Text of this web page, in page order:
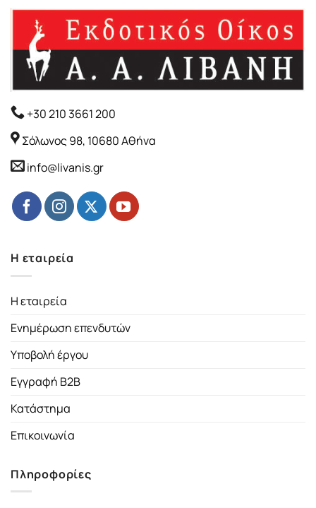
+30 210 3661 200
Σόλωνος 98, 10680 Αθήνα
info@livanis.gr
Η εταιρεία
Η εταιρεία
Ενημέρωση επενδυτών
Υποβολή έργου
Εγγραφή B2B
Κατάστημα
Επικοινωνία
Πληροφορίες